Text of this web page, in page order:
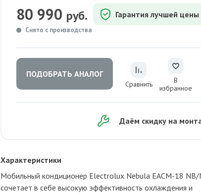
80 990 руб. Гарантия лучшей цены
Снято с производства
ПОДОБРАТЬ АНАЛОГ
Сравнить
В
избранное
Даём скидку на
Характеристики
Мобильный кондиционер Electrolux Nebula EACM-18 NB/
сочетает в себе высокую эффективность охлаждения и